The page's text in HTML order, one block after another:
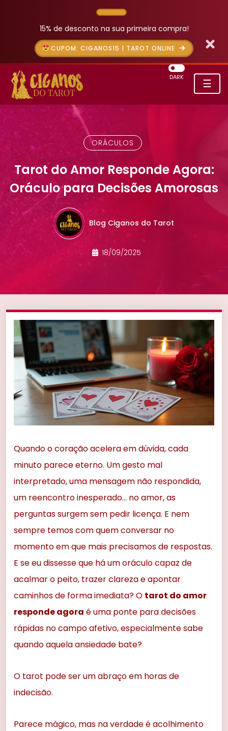
15% de desconto na sua primeira compra!
CUPOM: CIGANOS15 | TAROT ONLINE
☰
DARK
ORÁCULOS
Tarot do Amor Responde Agora:
Oráculo para Decisões Amorosas
Blog Ciganos do Tarot
18/09/2025
Quando o coração acelera em dúvida, cada
minuto parece eterno. Um gesto mal
interpretado, uma mensagem não respondida,
um reencontro inesperado… no amor, as
perguntas surgem sem pedir licença. E nem
sempre temos com quem conversar no
momento em que mais precisamos de respostas.
E se eu dissesse que há um oráculo capaz de
acalmar o peito, trazer clareza e apontar
caminhos de forma imediata? O tarot do amor
responde agora é uma ponte para decisões
rápidas no campo afetivo, especialmente sabe
quando aquela ansiedade bate?
O tarot pode ser um abraço em horas de
indecisão.
Parece mágico, mas na verdade é acolhimento